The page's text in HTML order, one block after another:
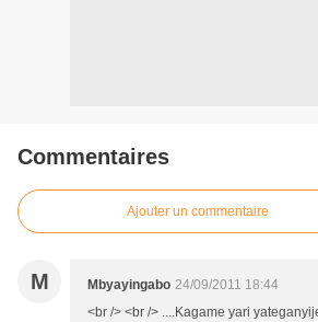
Commentaires
Ajouter un commentaire
M Mbyayingabo 24/09/2011 18:44
<br /> <br /> ....Kagame yari